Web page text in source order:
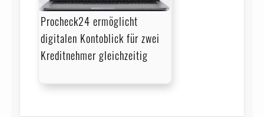
Procheck24 ermöglicht
digitalen Kontoblick für zwei
Kreditnehmer gleichzeitig